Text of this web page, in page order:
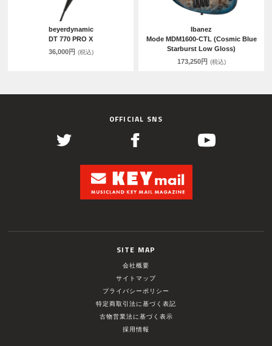
beyerdynamic
DT 770 PRO X
36,000円 (税込)
Ibanez
Mode MDM1600-CTL (Cosmic Blue
Starburst Low Gloss)
173,250円 (税込)
OFFICIAL SNS
SITE MAP
会社概要
サイトマップ
プライバシーポリシー
特定商取引法に基づく表記
古物営業法に基づく表示
採用情報